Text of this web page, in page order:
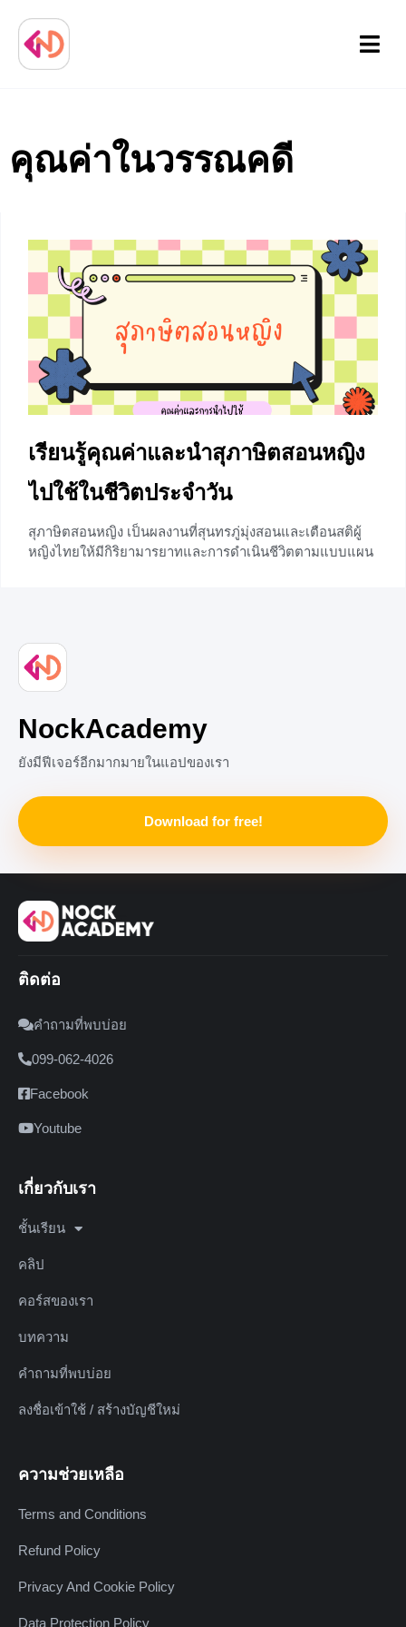
Menu
คุณค่าในวรรณคดี
เรียนรู้คุณค่าและนำสุภาษิตสอนหญิง
ไปใช้ในชีวิตประจำวัน
สุภาษิตสอนหญิง เป็นผลงานที่สุนทรภู่มุ่งสอนและเตือนสติผู้
หญิงไทยให้มีกิริยามารยาทและการดำเนินชีวิตตามแบบแผน
กันค่ะ ความสำคัญและคำสอนในเรื่อง สุภาษิตสอนหญิง
เป็นวรรณคดีคำสอนที่ช่วยเตือนสติหญิงไทยให้ประพฤติตัวอยู่
ในประเพณีอันดีงามของไทยตั้งแต่เริ่มโตเป็นสาวไปจนถึงวัย
ฐานะ ทั้งการแต่งกายและกิริยามารยาท หมายถึง สาวแรก
NockAcademy
ยังมีฟีเจอร์อีกมากมายในแอปของเรา
Download for free!
ติดต่อ
คำถามที่พบบ่อย
099-062-4026
Facebook
Youtube
เกี่ยวกับเรา
ชั้นเรียน
คลิป
คอร์สของเรา
บทความ
คำถามที่พบบ่อย
ลงชื่อเข้าใช้ / สร้างบัญชีใหม่
ความช่วยเหลือ
Terms and Conditions
Refund Policy
Privacy And Cookie Policy
Data Protection Policy